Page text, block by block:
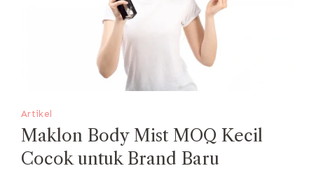
Artikel
Maklon Body Mist MOQ Kecil
Cocok untuk Brand Baru